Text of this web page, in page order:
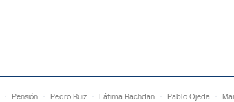
Pensión Pedro Ruiz Fátima Rachdan Pablo Ojeda